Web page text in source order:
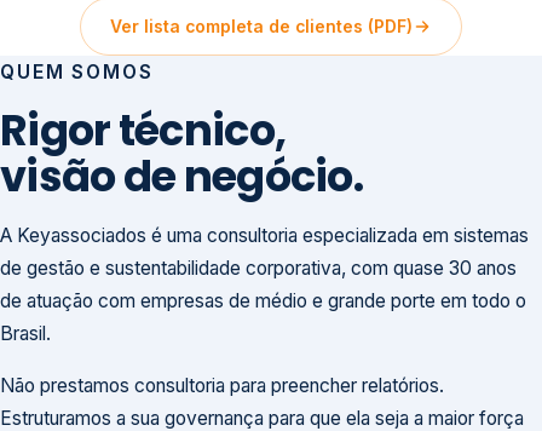
Ver lista completa de clientes (PDF)
QUEM SOMOS
Rigor técnico,
visão de negócio.
A Keyassociados é uma consultoria especializada em sistemas
de gestão e sustentabilidade corporativa, com quase 30 anos
de atuação com empresas de médio e grande porte em todo o
Brasil.
Não prestamos consultoria para preencher relatórios.
Estruturamos a sua governança para que ela seja a maior força